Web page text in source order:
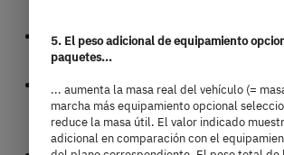
cocina con frigorífico y amplios
cuarto de aseo vario para un
óptimo del espacio
5. El peso adicional de equipamiento
paquetes...
... aumenta la masa real del vehículo (=
marcha más equipamiento opcional
reduce la masa útil. El valor indicado
adicional en comparación con el